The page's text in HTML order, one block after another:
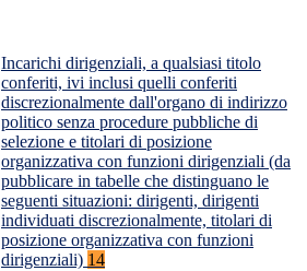
Incarichi dirigenziali, a qualsiasi titolo
conferiti, ivi inclusi quelli conferiti
discrezionalmente dall'organo di indirizzo
politico senza procedure pubbliche di
selezione e titolari di posizione
organizzativa con funzioni dirigenziali (da
pubblicare in tabelle che distinguano le
seguenti situazioni: dirigenti, dirigenti
individuati discrezionalmente, titolari di
posizione organizzativa con funzioni
dirigenziali) 14